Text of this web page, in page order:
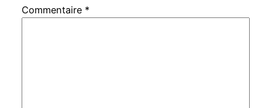
Commentaire *